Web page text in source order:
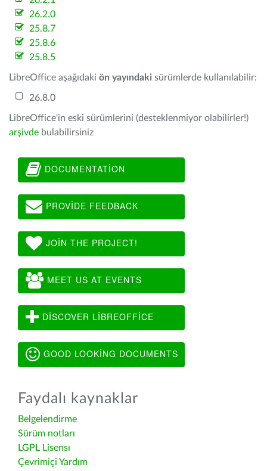
26.2.0
25.8.7
25.8.6
25.8.5
LibreOffice aşağıdaki ön yayındaki sürümlerde kullanılabilir:
26.8.0
LibreOffice'in eski sürümlerini (desteklenmiyor olabilirler!)
arşivde bulabilirsiniz
DOCUMENTATION
PROVIDE FEEDBACK
JOIN THE PROJECT!
MEET US AT EVENTS
DISCOVER LIBREOFFICE
GOOD LOOKING DOCUMENTS
Faydalı kaynaklar
Belgelendirme
Sürüm notları
LGPL Lisensı
Çevrimiçi Yardım